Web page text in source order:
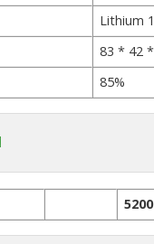
Lithium
83 * 42
85%